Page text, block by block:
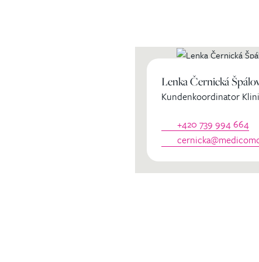
Lenka Černická
Kundenkoordinator
+420 739 994 664